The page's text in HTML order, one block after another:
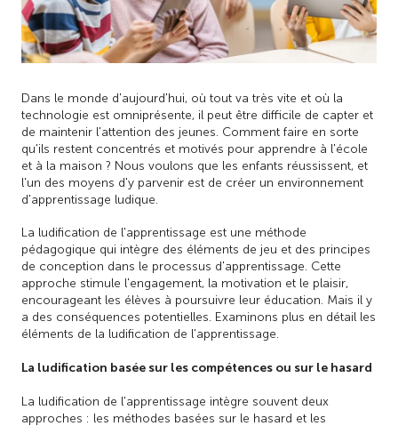
Dans le monde d'aujourd'hui, où tout va très vite et où la
technologie est omniprésente, il peut être difficile de capter et
de maintenir l'attention des jeunes. Comment faire en sorte
qu'ils restent concentrés et motivés pour apprendre à l'école
et à la maison ? Nous voulons que les enfants réussissent, et
l'un des moyens d'y parvenir est de créer un environnement
d'apprentissage ludique.
La ludification de l'apprentissage est une méthode
pédagogique qui intègre des éléments de jeu et des principes
de conception dans le processus d'apprentissage. Cette
approche stimule l'engagement, la motivation et le plaisir,
encourageant les élèves à poursuivre leur éducation. Mais il y
a des conséquences potentielles. Examinons plus en détail les
éléments de la ludification de l'apprentissage.
La ludification basée sur les compétences ou sur le hasard
La ludification de l'apprentissage intègre souvent deux
approches : les méthodes basées sur le hasard et les